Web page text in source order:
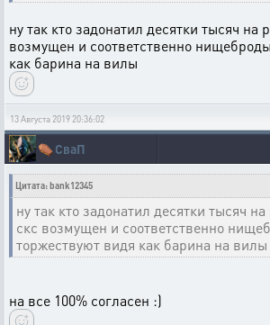
ну так кто задонатил десятки тысяч на
возмущен и соответственно
как барина на вилы
13 Августа 2019 20:36:02
⚰️СваП
Цитата: bank12345
ну так кто задонатил десятки тысяч
скс возмущен и соответственно
торжествуют видя как барина на вилы
на все 100% согласен :)